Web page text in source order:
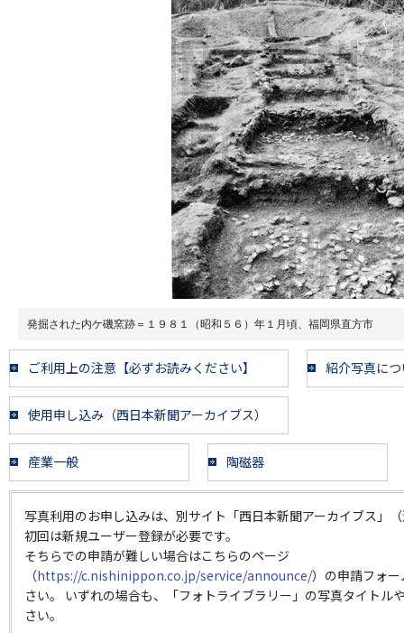
発掘された内ケ磯窯跡＝１９８１（昭和５６）年１月頃、福岡県直方市
ご利用上の注意【必ずお読みください】 紹介写真に
使用申し込み（西日本新聞アーカイブス）
産業一般 陶磁器
写真利用のお申し込みは、別サイト「西日本新聞アーカイブス」
初回は新規ユーザー登録が必要です。
そちらでの申請が難しい場合はこちらのページ
（https://c.nishinippon.co.jp/service/announce/）の申請フォ
さい。 いずれの場合も、「フォトライブラリー」の写真タイトル
さい。